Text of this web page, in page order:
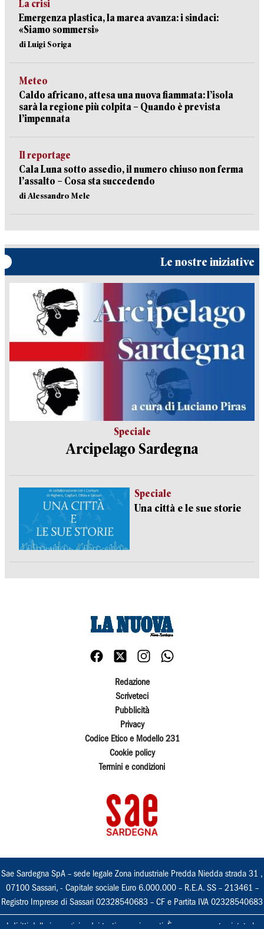
La crisi
Emergenza plastica, la marea avanza: i sindaci:
«Siamo sommersi»
di Luigi Soriga
Meteo
Caldo africano, attesa una nuova fiammata: l’isola
sarà la regione più colpita – Quando è prevista
l’impennata
Il reportage
Cala Luna sotto assedio, il numero chiuso non ferma
l’assalto – Cosa sta succedendo
di Alessandro Mele
Le nostre iniziative
Speciale
Arcipelago Sardegna
Speciale
Una città e le sue storie
Redazione
Scriveteci
Pubblicità
Privacy
Codice Etico e Modello 231
Cookie policy
Termini e condizioni
Sae Sardegna SpA – sede legale Zona industriale Predda Niedda strada 31 ,
07100 Sassari, - Capitale sociale Euro 6.000.000 – R.E.A. SS – 213461 –
Registro Imprese di Sassari 02328540683 – CF e Partita IVA 02328540683
I diritti delle immagini e dei testi sono riservati. È espressamente vietata la